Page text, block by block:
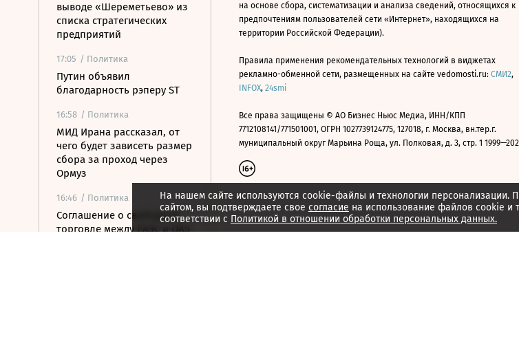
выводе «Шереметьево» из
списка стратегических
предприятий
17:05 / Политика
Путин объявил
благодарность рэперу ST
16:58 / Политика
МИД Ирана рассказал, от
чего будет зависеть размер
сбора за проход через
Ормуз
16:46 / Политика
Соглашение о свободной
торговле между ЕАЭС и ОАЭ
На нашем сайте используются cookie-файлы и технологии персонализации.
сайтом, вы подтверждаете свое согласие на использование файлов cookie и
соответствии с Политикой в отношении обработки персональных данных.
на основе сбора, систематизации и анализа сведений, относящихся к
предпочтениям пользователей сети «Интернет», находящихся на
территории Российской Федерации).
Правила применения рекомендательных технологий в виджетах
рекламно-обменной сети, размещенных на сайте vedomosti.ru: СМИ2,
INFOX, 24smi
Все права защищены © АО Бизнес Ньюс Медиа, ИНН/КПП
7712108141/771501001, ОГРН 1027739124775, 127018, г. Москва, вн.тер.г.
муниципальный округ Марьина Роща, ул. Полковая, д. 3, стр. 1